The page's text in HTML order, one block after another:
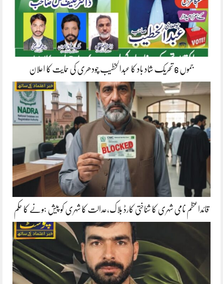
جموں 6 تحریک شاد باد کا عبدالخطیب چودھری کی حمایت کا اعلان
قائداعظم نامی شہری کا شناختی کارڈ بلاک،عدالت کا شہری کو پیش ہونے کا حکم